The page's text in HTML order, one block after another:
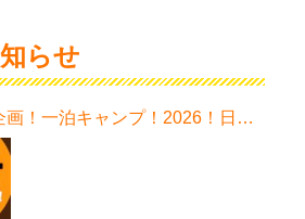
らせ
画！一泊キャンプ！2026！日程